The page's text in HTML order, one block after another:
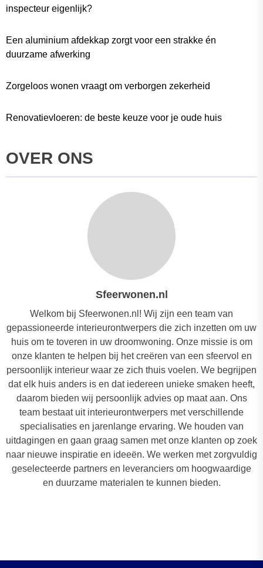
inspecteur eigenlijk?
Een aluminium afdekkap zorgt voor een strakke én
duurzame afwerking
Zorgeloos wonen vraagt om verborgen zekerheid
Renovatievloeren: de beste keuze voor je oude huis
OVER ONS
Sfeerwonen.nl
Welkom bij Sfeerwonen.nl! Wij zijn een team van
gepassioneerde interieurontwerpers die zich inzetten om uw
huis om te toveren in uw droomwoning. Onze missie is om
onze klanten te helpen bij het creëren van een sfeervol en
persoonlijk interieur waar ze zich thuis voelen. We begrijpen
dat elk huis anders is en dat iedereen unieke smaken heeft,
daarom bieden wij persoonlijk advies op maat aan. Ons
team bestaat uit interieurontwerpers met verschillende
specialisaties en jarenlange ervaring. We houden van
uitdagingen en gaan graag samen met onze klanten op zoek
naar nieuwe inspiratie en ideeën. We werken met zorgvuldig
geselecteerde partners en leveranciers om hoogwaardige
en duurzame materialen te kunnen bieden.